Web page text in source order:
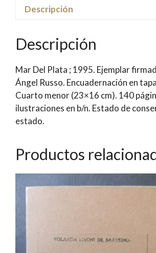
|
A.
Russo
-
Eduardo
cantidad
Descripción
Descripción
Mar Del Plata ; 1995. Ejemplar
Ángel Russo. Encuadernación en
Cuarto menor (23×16 cm). 140
ilustraciones en b/n. Estado de
estado.
Productos